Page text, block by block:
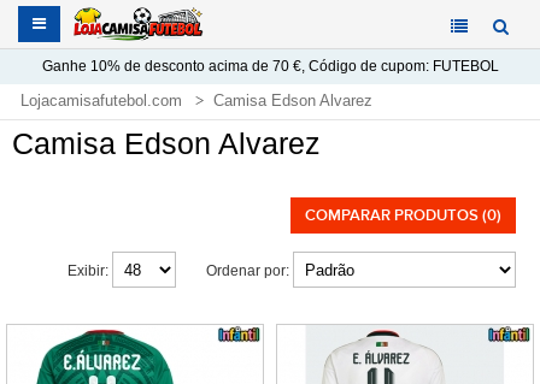
Ganhe 10%de desconto acima de 70 €, Código de cupom: FUTEBOL
Lojacamisafutebol.com Camisa Edson Alvarez
Camisa Edson Alvarez
COMPARAR PRODUTOS (0)
Ordenar por:
Exibir: